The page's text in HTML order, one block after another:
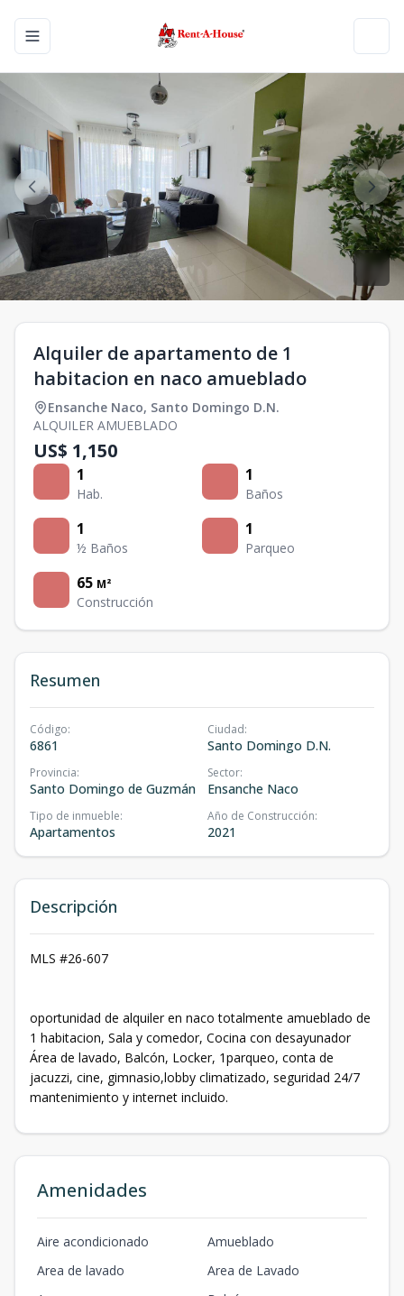
Toggle navigation menu
Alquiler de apartamento de 1
habitacion en naco amueblado
Ensanche Naco, Santo Domingo D.N.
ALQUILER AMUEBLADO
US$ 1,150
1
Hab.
1
Baños
1
½ Baños
1
Parqueo
65 M²
Construcción
Resumen
Código:
6861
Ciudad:
Santo Domingo D.N.
Provincia:
Santo Domingo de Guzmán
Sector:
Ensanche Naco
Tipo de inmueble:
Apartamentos
Año de Construcción:
2021
Descripción
MLS #26-607
oportunidad de alquiler en naco totalmente amueblado de
1 habitacion, Sala y comedor, Cocina con desayunador
Área de lavado, Balcón, Locker, 1parqueo, conta de
jacuzzi, cine, gimnasio,lobby climatizado, seguridad 24/7
mantenimiento y internet incluido.
Amenidades
Aire acondicionado
Amueblado
Area de lavado
Area de Lavado